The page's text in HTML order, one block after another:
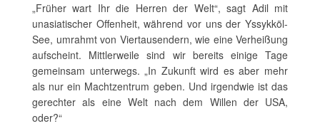
„Früher wart Ihr die Herren der Welt“, sagt Adil mit
unasiatischer Offenheit, während vor uns der Yssykköl-
See, umrahmt von Viertausendern, wie eine Verheißung
aufscheint. Mittlerweile sind wir bereits einige Tage
gemeinsam unterwegs. „In Zukunft wird es aber mehr
als nur ein Machtzentrum geben. Und irgendwie ist das
gerechter als eine Welt nach dem Willen der USA,
oder?“